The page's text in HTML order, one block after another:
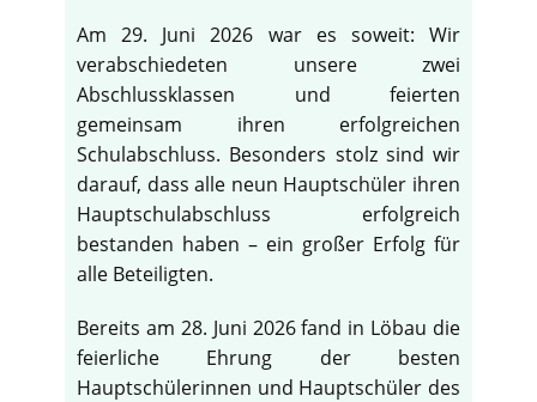
Am 29. Juni 2026 war es soweit: Wir
verabschiedeten unsere zwei
Abschlussklassen und feierten
gemeinsam ihren erfolgreichen
Schulabschluss. Besonders stolz sind wir
darauf, dass alle neun Hauptschüler ihren
Hauptschulabschluss erfolgreich
bestanden haben – ein großer Erfolg für
alle Beteiligten.
Bereits am 28. Juni 2026 fand in Löbau die
feierliche Ehrung der besten
Hauptschülerinnen und Hauptschüler des